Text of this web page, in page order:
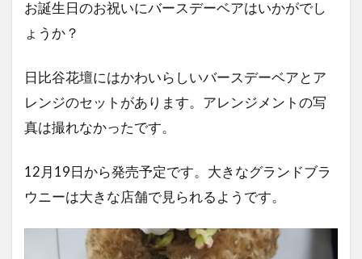
お誕生日のお祝いにバースデーベアはいかがでし
ょうか？
日比谷花壇にはかわいらしいバースデーベアとア
レンジのセットがあります。アレンジメントの写
真は撮れなかったです。
12月19日から発売予定です。大きなグランドブラ
ウニーは大きな店舗で見られるようです。